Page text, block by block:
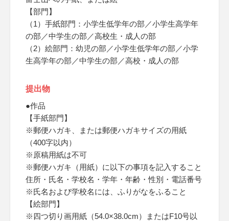
【部門】
（1）手紙部門：小学生低学年の部／小学生高学年
の部／中学生の部／高校生・成人の部
（2）絵部門：幼児の部／小学生低学年の部／小学
生高学年の部／中学生の部／高校・成人の部
提出物
●作品
【手紙部門】
※郵便ハガキ、または郵便ハガキサイズの用紙
（400字以内）
※原稿用紙は不可
※郵便ハガキ（用紙）に以下の事項を記入すること
住所・氏名・学校名・学年・年齢・性別・電話番号
※氏名および学校名には、ふりがなをふること
【絵部門】
※四つ切り画用紙（54.0×38.0cm）またはF10号以